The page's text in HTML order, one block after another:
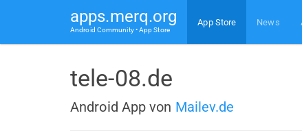
apps.merq.org
Android Community • App Store
App Store News
tele-08.de
Android App von Mailev.de